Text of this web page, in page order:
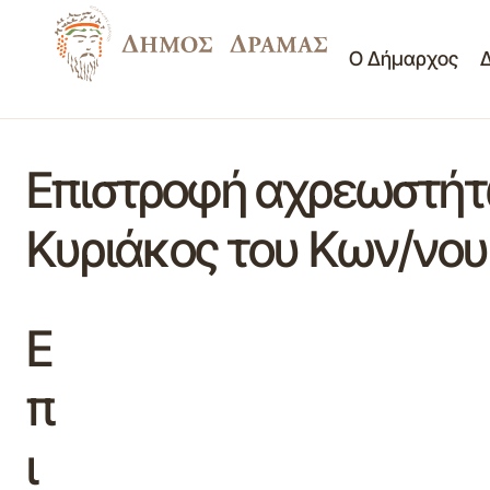
Ο Δήμαρχος
Επιστροφή
Κυριάκος του Κων/νου
Ε
π
ι